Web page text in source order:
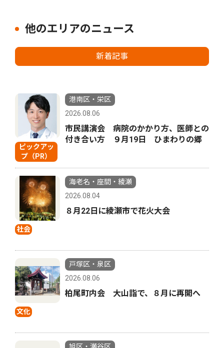
他のエリアのニュース
新着記事
ピックアッ
プ（PR）
港南区・栄区
2026.08.06
市民講演会 病院のかかり方、医師との
付き合い方 ９月19日 ひまわりの郷
社会
海老名・座間・綾瀬
2026.08.04
８月22日に綾瀬市で花火大会
文化
戸塚区・泉区
2026.08.06
柏尾町内会 大山詣で、８月に再開へ